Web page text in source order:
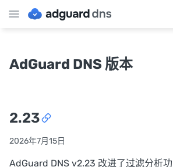
AdGuard DNS 版本
2.23
2026年7月15日
AdGuard DNS v2.23 改进了过滤分析